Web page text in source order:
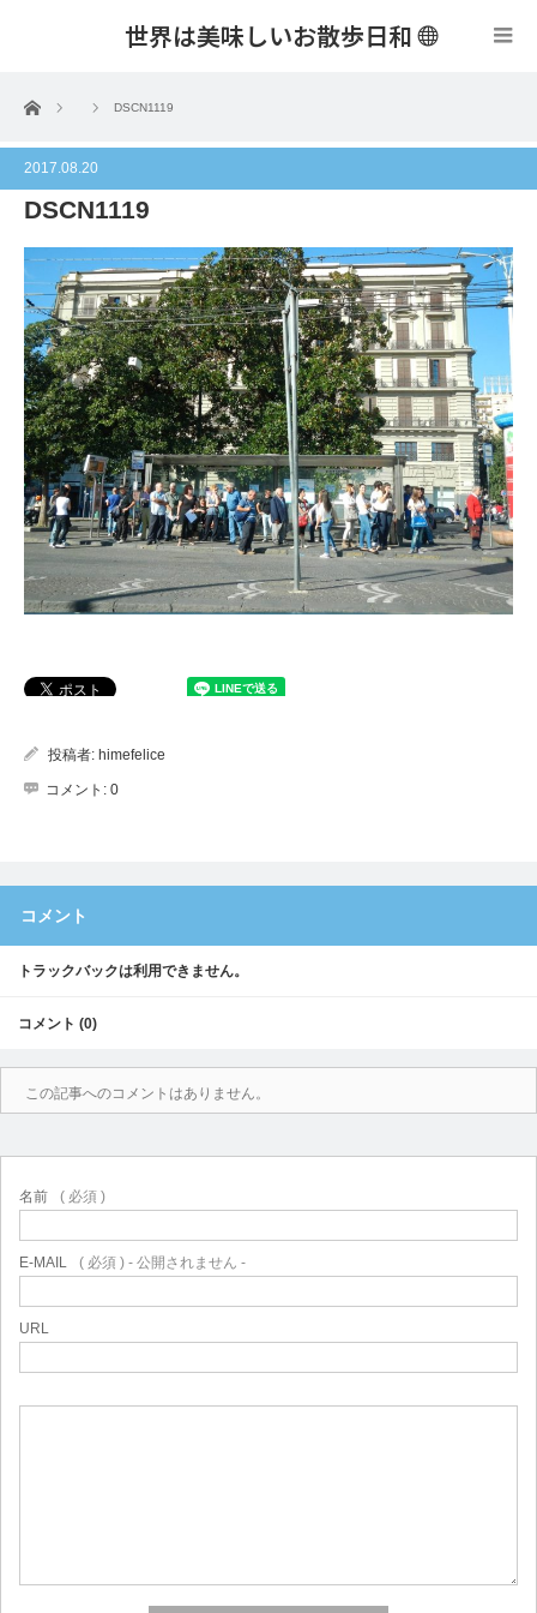
世界は美味しいお散歩日和
ホーム DSCN1119
2017.08.20
DSCN1119
投稿者: himefelice
コメント: 0
コメント
トラックバックは利用できません。
コメント (0)
この記事へのコメントはありません。
名前 ( 必須 )
E-MAIL ( 必須 ) - 公開されません -
URL